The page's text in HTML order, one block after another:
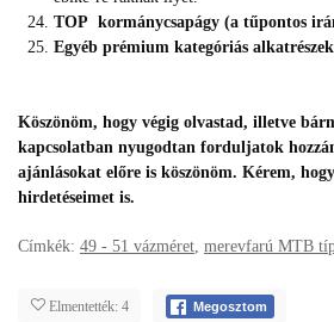
TOP kormánycsapágy (a tűpontos
Egyéb prémium kategóriás
Köszönöm, hogy végig olvastad, illetve
kapcsolatban nyugodtan forduljatok
ajánlásokat előre is köszönöm. Kérem,
hirdetéseimet is.
Címkék: 49 - 51 vázméret merevfarú MTB
Elmentették: 4 Megosztom